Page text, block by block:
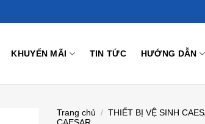
KHUYẾN MÃI TIN TỨC HƯỚNG DẪN
Trang chủ / THIẾT BỊ VỆ SINH